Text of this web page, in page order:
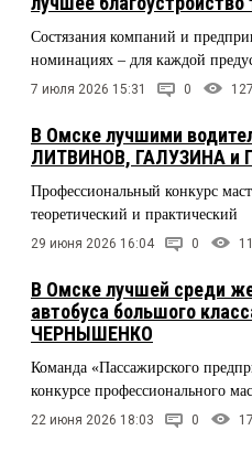
Состязания компаний и
номинациях – для каждой
7 июля 2026 15:31 0
В Омске лучшими
ЛИТВИНОВ, ГАЛУЗИНА и
Профессиональный конкурс
теоретический и практический
29 июня 2026 16:04 0
В Омске лучшей среди
автобуса большого
ЧЕРНЫШЕНКО
Команда «Пассажирского
конкурсе профессионального
22 июня 2026 18:03 0